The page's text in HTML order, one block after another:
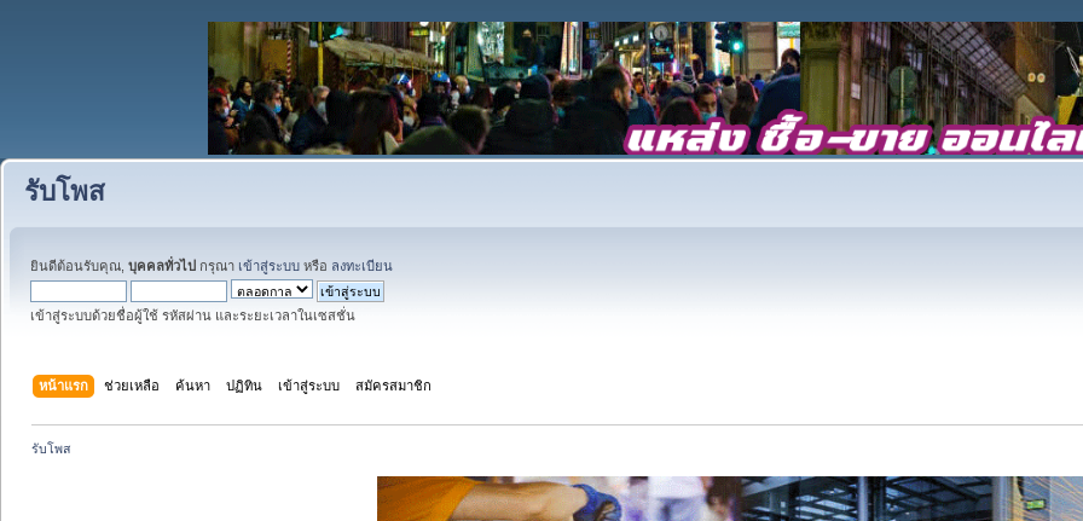
รับโพส
ยินดีต้อนรับคุณ, บุคคลทั่วไป กรุณา เข้าสู่ระบบ หรือ ลงทะเบียน
เข้าสู่ระบบด้วยชื่อผู้ใช้ รหัสผ่าน และระยะเวลาในเซสชั่น
หน้าแรก ช่วยเหลือ ค้นหา ปฏิทิน เข้าสู่ระบบ สมัครสมาชิก
รับโพส